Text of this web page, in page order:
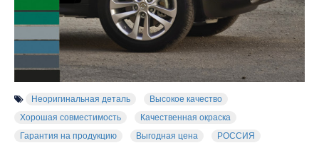
Неоригинальная деталь
Высокое качество
Хорошая совместимость
Качественная окраска
Гарантия на продукцию
Выгодная цена РОССИЯ